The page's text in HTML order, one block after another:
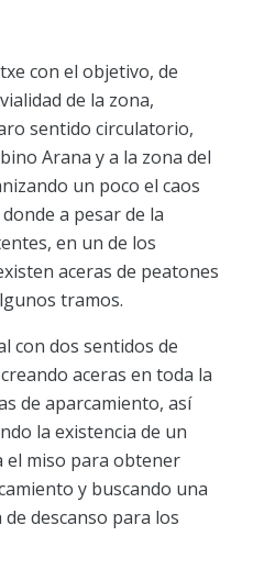
con el objetivo, de
de la zona,
sentido circulatorio,
Arana y a la zona del
un poco el caos
a pesar de la
en un de los
aceras de peatones
tramos.
con dos sentidos de
aceras en toda la
de aparcamiento, así
la existencia de un
el miso para obtener
y buscando una
descanso para los